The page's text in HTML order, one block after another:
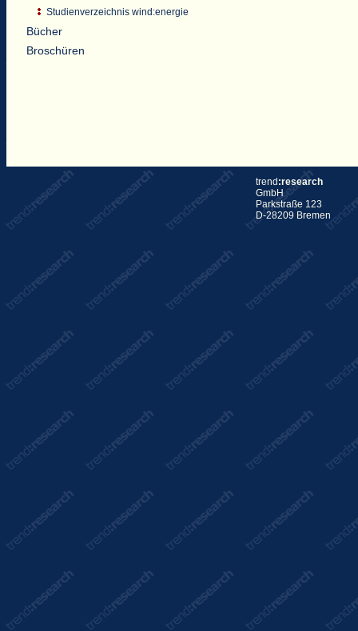
Studienverzeichnis wind:energie
Bücher
Broschüren
trend :research
GmbH
Parkstraße 123
D-28209 Bremen